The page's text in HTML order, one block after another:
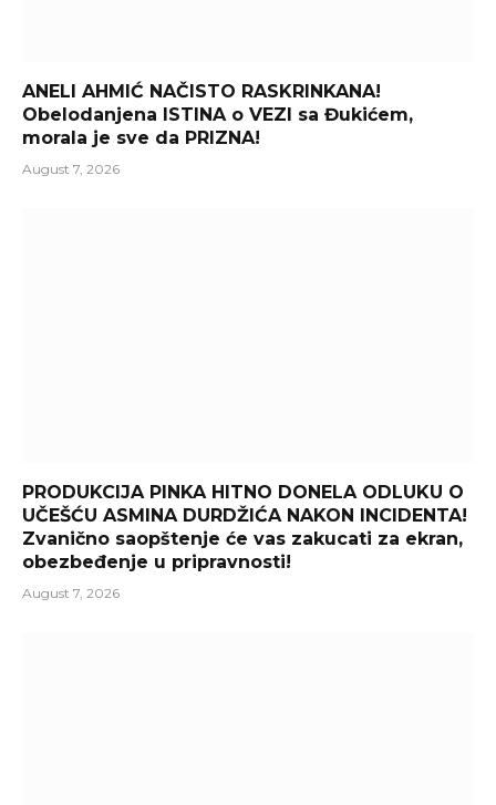
ANELI AHMIĆ NAČISTO RASKRINKANA!
Obelodanjena ISTINA o VEZI sa Đukićem,
morala je sve da PRIZNA!
August 7, 2026
PRODUKCIJA PINKA HITNO DONELA ODLUKU O
UČEŠĆU ASMINA DURDŽIĆA NAKON INCIDENTA!
Zvanično saopštenje će vas zakucati za ekran,
obezbeđenje u pripravnosti!
August 7, 2026